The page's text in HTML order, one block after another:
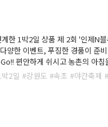
널1:1채팅을 이용해주시길 바랍
2일 #강원도 #속초 #야간축제